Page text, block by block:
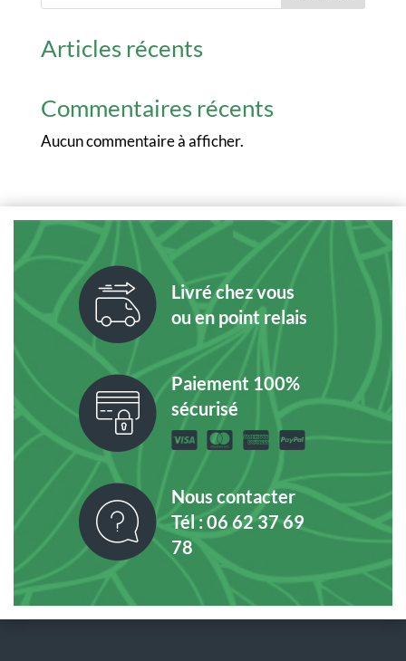
Articles récents
Commentaires récents
Aucun commentaire à afficher.
Livré chez vous
ou en point relais
Paiement 100%
sécurisé
Nous contacter
Tél : 06 62 37 69
78